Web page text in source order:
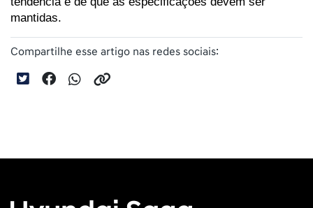
mantidas.
Compartilhe esse artigo nas redes sociais: